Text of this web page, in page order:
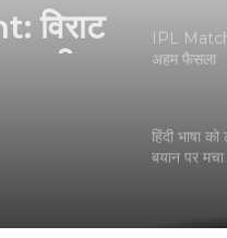
की
IPL
अहम फैसला
हिंदी भाषा
बयान पर मचा